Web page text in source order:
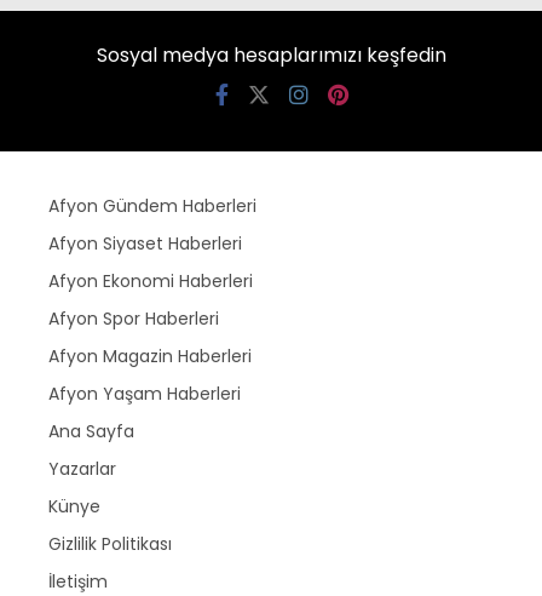
Sosyal medya hesaplarımızı keşfedin
Afyon Gündem Haberleri
Afyon Siyaset Haberleri
Afyon Ekonomi Haberleri
Afyon Spor Haberleri
Afyon Magazin Haberleri
Afyon Yaşam Haberleri
Ana Sayfa
Yazarlar
Künye
Gizlilik Politikası
İletişim